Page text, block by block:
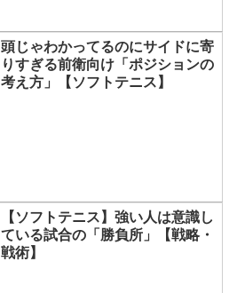
頭じゃわかってるのにサイドに寄
りすぎる前衛向け「ポジションの
考え方」【ソフトテニス】
【ソフトテニス】強い人は意識し
ている試合の「勝負所」【戦略・
戦術】